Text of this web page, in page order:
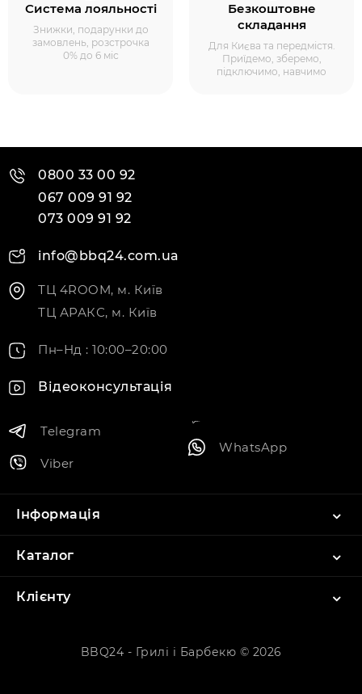
Система лояльності
Знижки, подарунки до
замовлень, розстрочка
0% до 6 міс
Безкоштовне
складання
Для Києва та передмістя.
Приїдемо, зберемо,
підключимо, навчимо
0800 33 00 92
067 009 91 92
073 009 91 92
info@bbq24.com.ua
ТЦ 4ROOM, м. Київ
ТЦ АРАКС, м. Київ
Пн–Нд : 10:00–20:00
Відеоконсультація
Telegram
Viber
WhatsApp
Інформація
Каталог
Клієнту
BBQ24 - Грилі і Барбекю © 2026